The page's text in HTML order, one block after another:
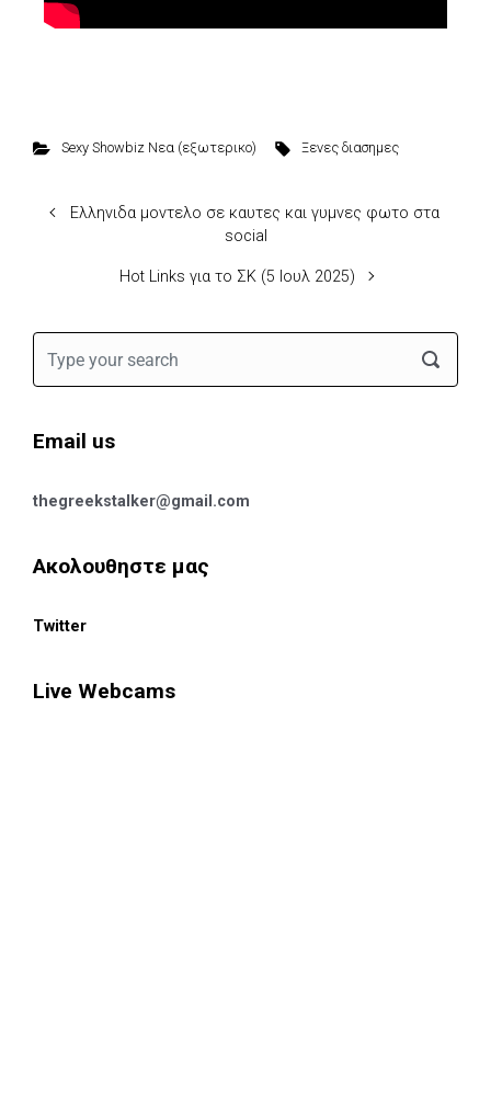
Sexy Showbiz Νεα (εξωτερικο) Ξενες διασημες
Ελληνιδα μοντελο σε καυτες και γυμνες φωτο στα
social
Hot Links για το ΣΚ (5 Ιουλ 2025)
Email us
thegreekstalker@gmail.com
Ακολουθηστε μας
Twitter
Live Webcams